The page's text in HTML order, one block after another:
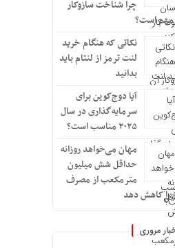
چرا شناخت سازوکار
است؟
نکاتی که هنگام خرید
لنت ترمز از لنتام باید
بدانید
آیا دوج‌کوین برای
سرمایه‌گذاری در سال
۲۰۲۵ مناسب است؟
مهان می‌خواهد روزانه
حداقل شش میلیون
مترمکعب از مصرف
را کاهش دهد
مروری